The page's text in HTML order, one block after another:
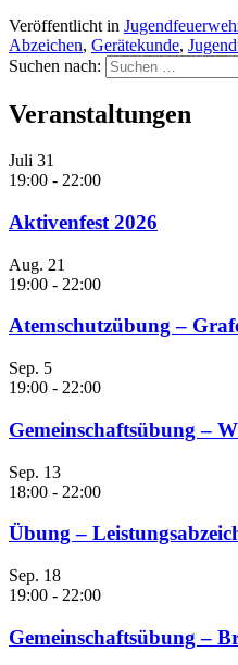
Veröffentlicht in
Abzeichen, Gerätekunde,
Suchen nach:
Veranstaltungen
Juli 31
19:00 - 22:00
Aktivenfest 2026
Aug. 21
19:00 - 22:00
Atemschutzübung –
Sep. 5
19:00 - 22:00
Gemeinschaftsübung –
Sep. 13
18:00 - 22:00
Übung –
Sep. 18
19:00 - 22:00
Gemeinschaftsübung –